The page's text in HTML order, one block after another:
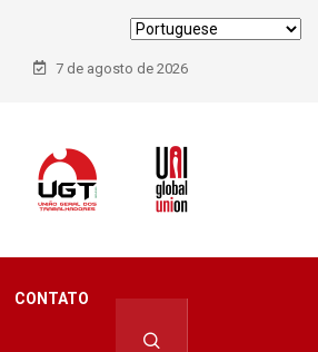
7 de agosto de 2026
CONTATO